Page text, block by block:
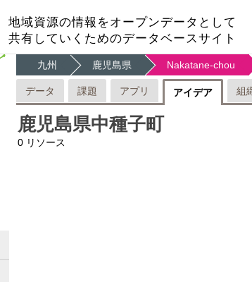
地域資源の情報をオープンデータとして
共有していくためのデータベースサイト
九州 鹿児島県 Nakatane-chou
データ 課題 アプリ アイデア 組
鹿児島県中種子町
0 リソース